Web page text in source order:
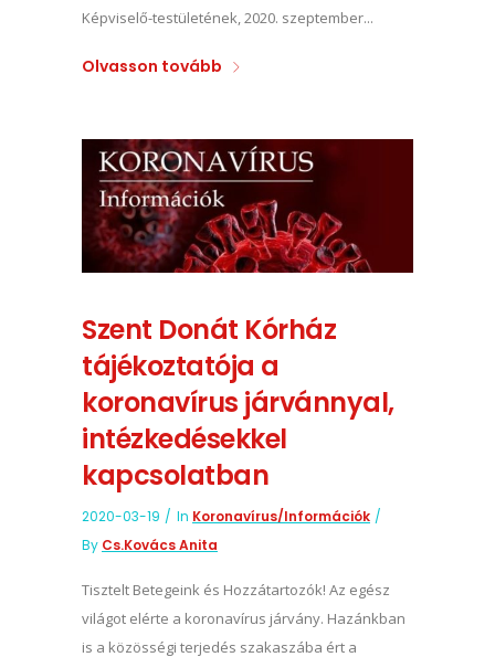
Képviselő-testületének, 2020. szeptember...
Olvasson tovább
Szent Donát Kórház
tájékoztatója a
koronavírus járvánnyal,
intézkedésekkel
kapcsolatban
2020-03-19 In Koronavírus/információk
By Cs.Kovács Anita
Tisztelt Betegeink és Hozzátartozók! Az egész
világot elérte a koronavírus járvány. Hazánkban
is a közösségi terjedés szakaszába ért a